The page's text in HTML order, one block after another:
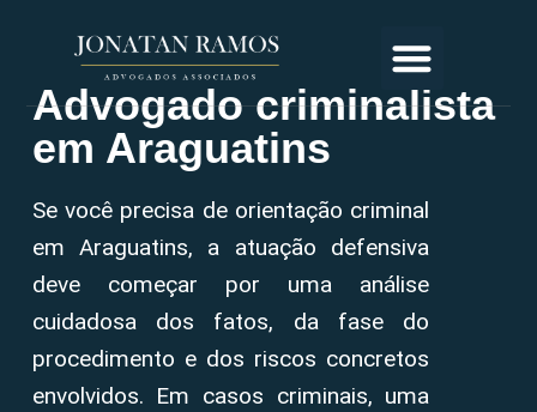
Advogado criminalista
em Araguatins
Se você precisa de orientação criminal
em Araguatins, a atuação defensiva
deve começar por uma análise
cuidadosa dos fatos, da fase do
procedimento e dos riscos concretos
envolvidos. Em casos criminais, uma